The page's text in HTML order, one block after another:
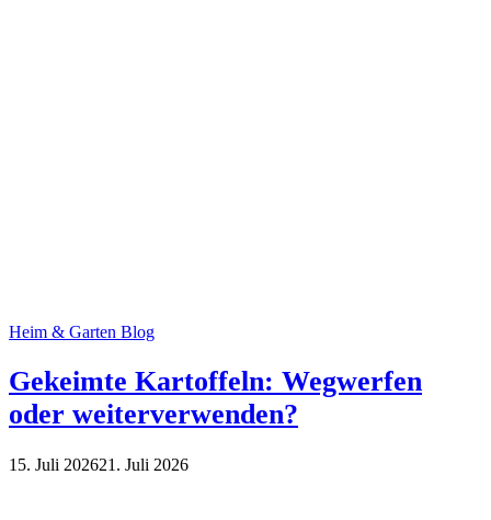
Heim & Garten Blog
Gekeimte Kartoffeln: Wegwerfen
oder weiterverwenden?
15. Juli 202621. Juli 2026